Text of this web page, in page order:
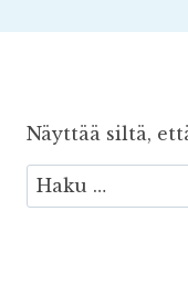
Näyttää siltä,
Haku: